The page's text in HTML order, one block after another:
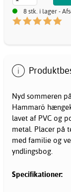
8 stk. i lager -
Nyd sommeren
Hammarö
lavet af PVC og
metal. Placer på
med familie og
yndlingsbog.
Specifikationer: